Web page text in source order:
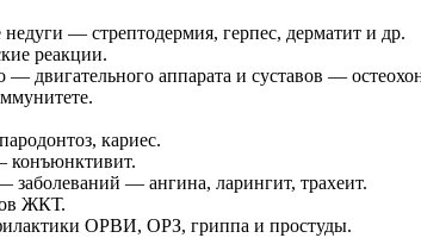
недуги — стрептодермия, герпес, дерматит и др.
реакции.
— двигательного аппарата и суставов —
кариес.
конъюнктивит.
— ангина, ларингит, трахеит.
ЖКТ.
ОРВИ, ОРЗ, гриппа и простуды.